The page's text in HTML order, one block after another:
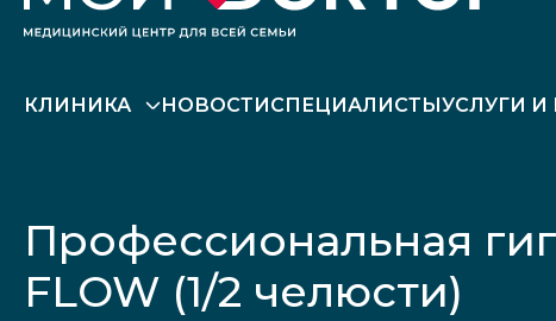
КЛИНИКА НОВОСТИСПЕЦИАЛИСТЫУСЛУГИ
Профессиональная
FLOW (1/2 челюсти)